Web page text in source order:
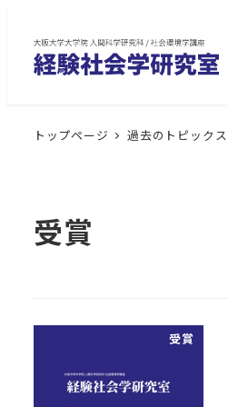
トップページ 過去のトピックス
受賞
受賞